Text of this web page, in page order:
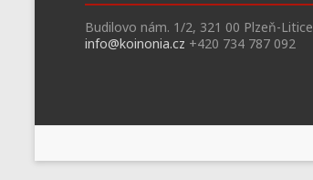
Budilovo nám. 1/2, 321 00 Plzeň-Litice
info@koinonia.cz +420 734 787 092